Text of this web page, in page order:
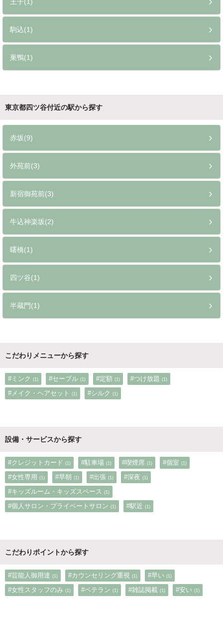
駒込(1)
巣鴨(1)
東京都四ツ谷付近の駅から探す
赤坂(9)
外苑前(3)
新宿御苑前(3)
牛込神楽坂(2)
曙橋(1)
四ツ谷(1)
半蔵門(1)
こだわりメニューから探す
#ミンク (1) #セーブル (1) #定額 (1) #つけ放題 (1)
#メイク・ヘアセット (1) #シルク (1)
設備・サービスから探す
#クレジットカード (1) #駐車場 (1) #喫煙席 (1) #個室 (1)
#女性専用 (1) #早朝 (1) #出張 (1) #深夜 (1)
#キッズルーム・キッズスペース (1)
#個人サロン・プライベートサロン (1) #駅近 (1)
こだわりポイントから探す
#芸能人御用達 (1) #カウンセリング重視 (1) #早い (1)
#女性スタッフのみ (1) #ベテラン (1) #雑誌掲載 (1) #安い (1)